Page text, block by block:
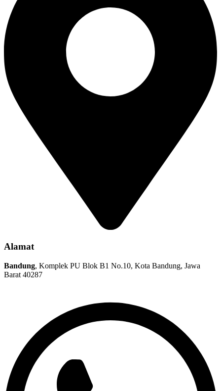
Alamat
Bandung, Komplek PU Blok B1 No.10, Kota Bandung, Jawa
Barat 40287